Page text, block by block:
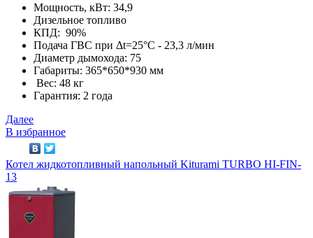
Мощность, кВт: 34,9
Дизельное топливо
КПД: 90%
Подача ГВС при Δt=25°С - 23,3 л/мин
Диаметр дымохода: 75
Габариты: 365*650*930 мм
Вес: 48 кг
Гарантия: 2 года
Далее
В избранное
Котел жидкотопливный напольный Kiturami TURBO HI-FIN-
13